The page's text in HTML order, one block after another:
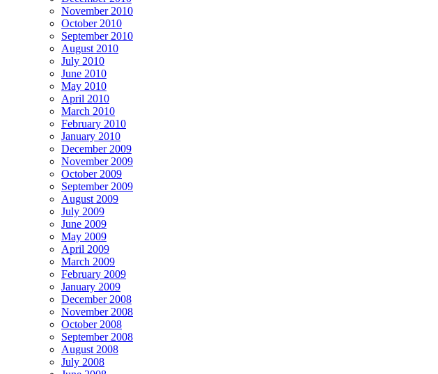
November 2010
October 2010
September 2010
August 2010
July 2010
June 2010
May 2010
April 2010
March 2010
February 2010
January 2010
December 2009
November 2009
October 2009
September 2009
August 2009
July 2009
June 2009
May 2009
April 2009
March 2009
February 2009
January 2009
December 2008
November 2008
October 2008
September 2008
August 2008
July 2008